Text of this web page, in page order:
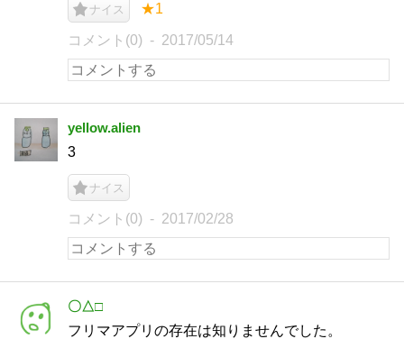
ナイス ★1
コメント(0) 2017/05/14
yellow.alien
3
ナイス
コメント(0) 2017/02/28
〇△□
フリマアプリの存在は知りませんでした。